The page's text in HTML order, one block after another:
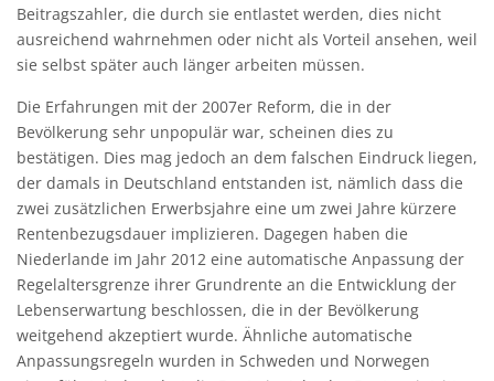
Beitragszahler, die durch sie entlastet werden, dies nicht
ausreichend wahrnehmen oder nicht als Vorteil ansehen, weil
sie selbst später auch länger arbeiten müssen.
Die Erfahrungen mit der 2007er Reform, die in der
Bevölkerung sehr unpopulär war, scheinen dies zu
bestätigen. Dies mag jedoch an dem falschen Eindruck liegen,
der damals in Deutschland entstanden ist, nämlich dass die
zwei zusätzlichen Erwerbsjahre eine um zwei Jahre kürzere
Rentenbezugsdauer implizieren. Dagegen haben die
Niederlande im Jahr 2012 eine automatische Anpassung der
Regelaltersgrenze ihrer Grundrente an die Entwicklung der
Lebenserwartung beschlossen, die in der Bevölkerung
weitgehend akzeptiert wurde. Ähnliche automatische
Anpassungsregeln wurden in Schweden und Norwegen